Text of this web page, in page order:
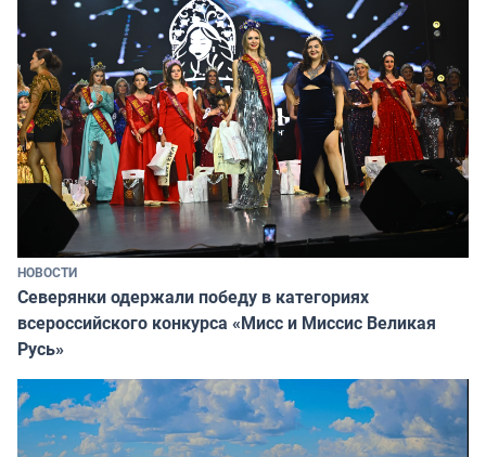
НОВОСТИ
Северянки одержали победу в категориях
всероссийского конкурса «Мисс и Миссис Великая
Русь»